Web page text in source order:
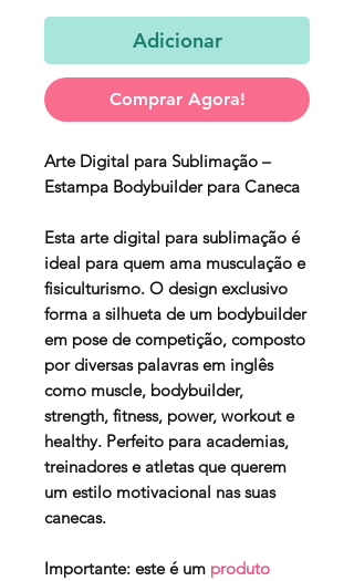
Adicionar
Comprar Agora!
Arte Digital para Sublimação –
Estampa Bodybuilder para Caneca
Esta arte digital para sublimação é
ideal para quem ama musculação e
fisiculturismo. O design exclusivo
forma a silhueta de um bodybuilder
em pose de competição, composto
por diversas palavras em inglês
como muscle, bodybuilder,
strength, fitness, power, workout e
healthy. Perfeito para academias,
treinadores e atletas que querem
um estilo motivacional nas suas
canecas.
Importante: este é um produto